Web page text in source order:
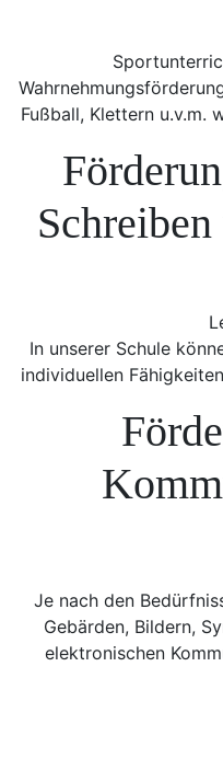
Fußball, Klettern u.v.m.
In unserer Schule
individuellen
Je nach den
Gebärden, Bildern,
elektronischen